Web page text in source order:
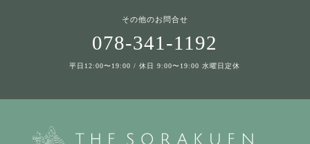
その他のお問合せ
078-341-1192
平日12:00〜19:00 / 休日 9:00〜19:00 水曜日定休